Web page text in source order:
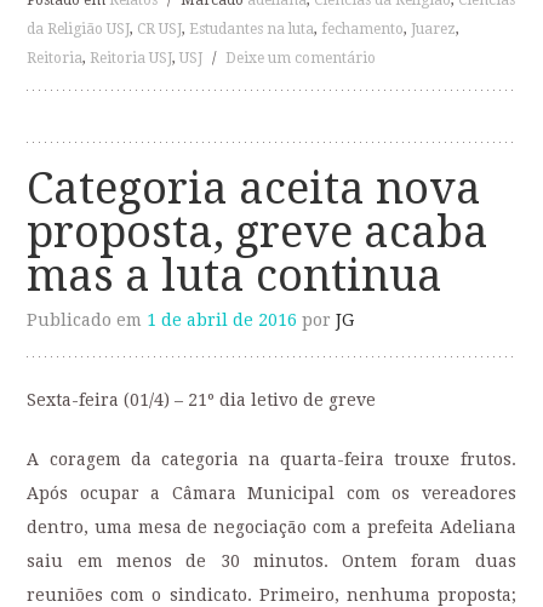
da Religião USJ, CR USJ, Estudantes na luta, fechamento, Juarez,
Reitoria, Reitoria USJ,USJ / Deixe um comentário
Categoria aceita nova
proposta, greve acaba
mas a luta continua
Publicado em 1 de abril de 2016 porJG
Sexta-feira (01/4) – 21º dia letivo de greve
A coragem da categoria na quarta-feira trouxe frutos.
Após ocupar a Câmara Municipal com os vereadores
dentro, uma mesa de negociação com a prefeita Adeliana
saiu em menos de 30 minutos. Ontem foram duas
reuniões com o sindicato. Primeiro, nenhuma proposta;